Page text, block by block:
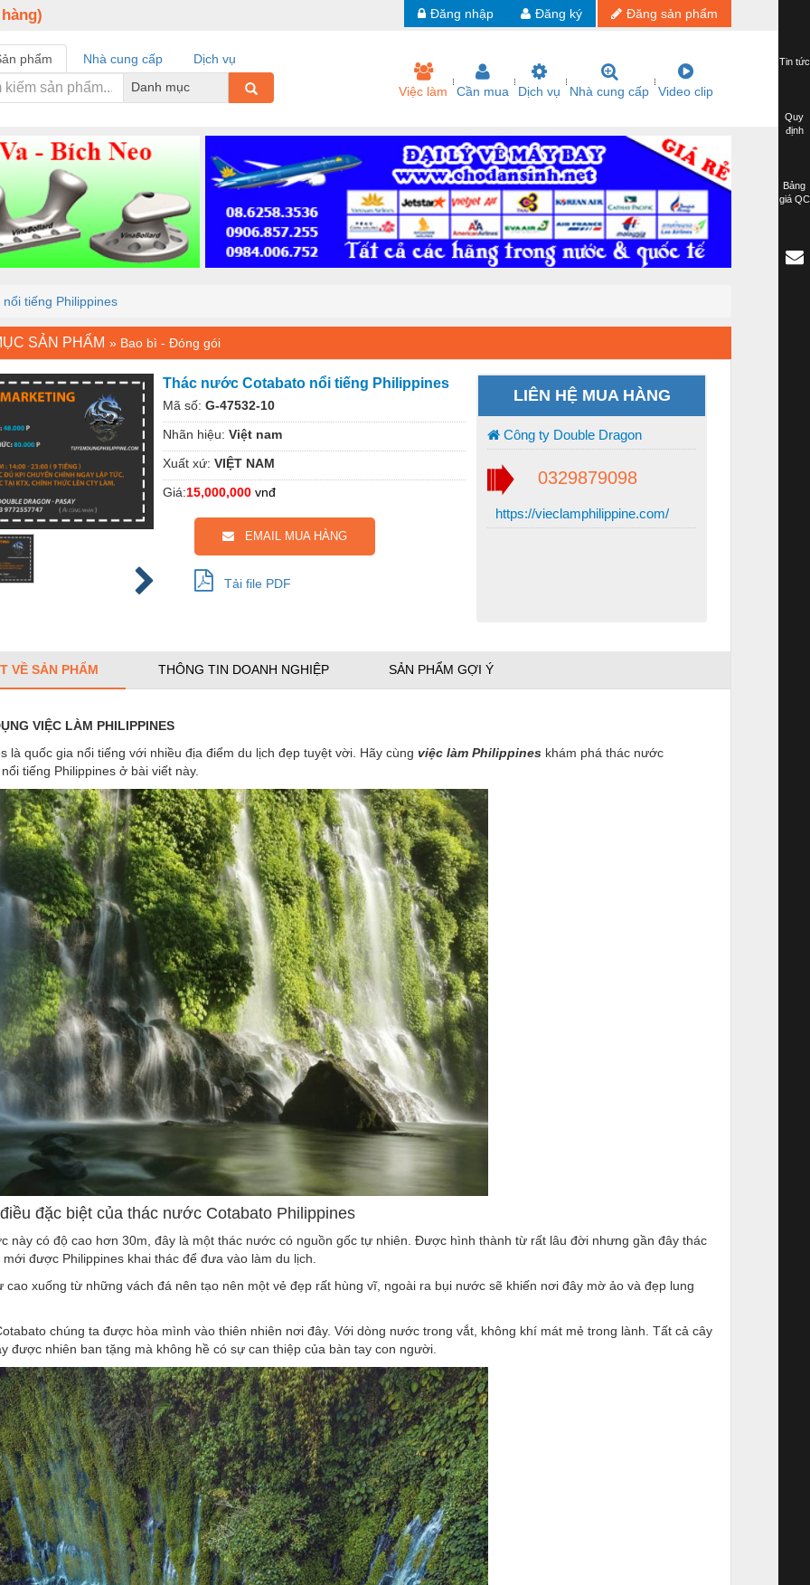
Đăng sản phẩm
Đăng ký
Đăng nhập
phẩm Nhà cung cấp
Dịch vụ
Danh mục
Việc làm Cần mua Dịch vụ Nhà cung cấp Video clip
tiếng Philippines
SẢN PHẨM » Bao bì - Đóng gói
Thác nước Cotabato nổi tiếng Philippines
Mã số: G-47532-10
Nhãn hiệu: Việt nam
Xuất xứ: VIỆT NAM
Giá:15,000,000 vnđ
EMAIL MUA HÀNG
Tải file PDF
LIÊN HỆ MUA HÀNG
Công ty Double Dragon
0329879098
https://vieclamphilippine.com/
VỀ SẢN PHẨM THÔNG TIN DOANH NGHIỆP SẢN PHẨM GỢI Ý
VIỆC LÀM PHILIPPINES
là quốc gia nổi tiếng với nhiều địa điểm du lịch đẹp tuyệt vời. Hãy cùng việc làm Philippines khám phá thác nước
tiếng Philippines ở bài viết này.
đặc biệt của thác nước Cotabato Philippines
này có độ cao hơn 30m, đây là một thác nước có nguồn gốc tự nhiên. Được hình thành từ rất lâu đời nhưng gần đây thác
được Philippines khai thác để đưa vào làm du lịch.
cao xuống từ những vách đá nên tạo nên một vẻ đẹp rất hùng vĩ, ngoài ra bụi nước sẽ khiến nơi đây mờ ảo và đẹp lung
chúng ta được hòa mình vào thiên nhiên nơi đây. Với dòng nước trong vắt, không khí mát mẻ trong lành. Tất cả cây
được nhiên ban tặng mà không hề có sự can thiệp của bàn tay con người.
Tin tức
Quy
định
Bảng
giá QC